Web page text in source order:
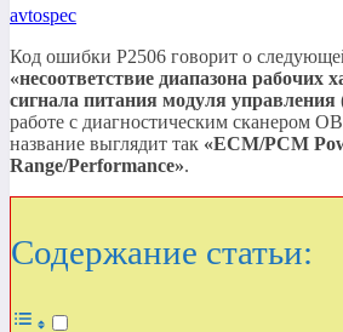
avtospec
Код ошибки P2506 говорит о
«несоответствие диапазона рабочих
сигнала питания модуля
работе с диагностическим сканером
название выглядит так «ECM/PCM
Range/Performance».
Содержание статьи: